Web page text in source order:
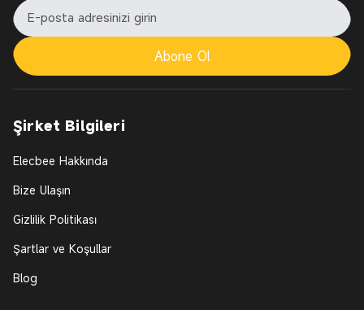
Abone Ol
Şirket Bilgileri
Elecbee Hakkında
Bize Ulaşın
Gizlilik Politikası
Şartlar ve Koşullar
Blog